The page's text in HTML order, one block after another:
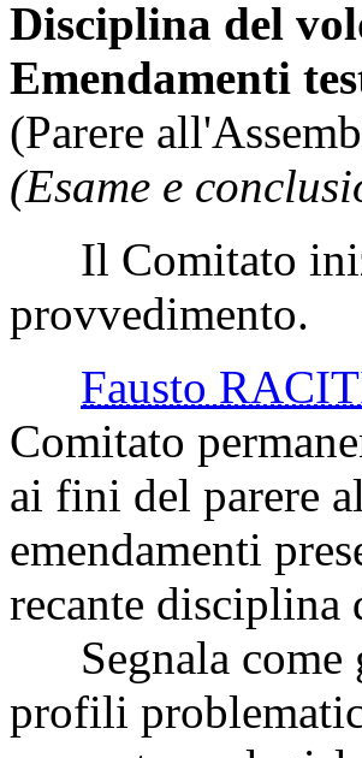
Disciplina del
Emendamenti
(Parere
(Esame e
Il Comitato
provvedimento.
Fausto
Comitato
ai fini del parere
emendamenti
recante
Segnala come
profili